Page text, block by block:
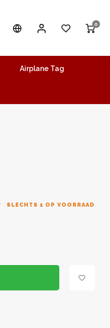
0
Airplane Tag
SLECHTS 1 OP VOORRAAD